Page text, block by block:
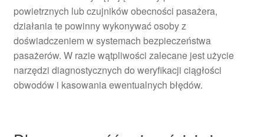
powietrznych lub czujników obecności pasażera,
działania te powinny wykonywać osoby z
doświadczeniem w systemach bezpieczeństwa
pasażerów. W razie wątpliwości zalecane jest użycie
narzędzi diagnostycznych do weryfikacji ciągłości
obwodów i kasowania ewentualnych błędów.